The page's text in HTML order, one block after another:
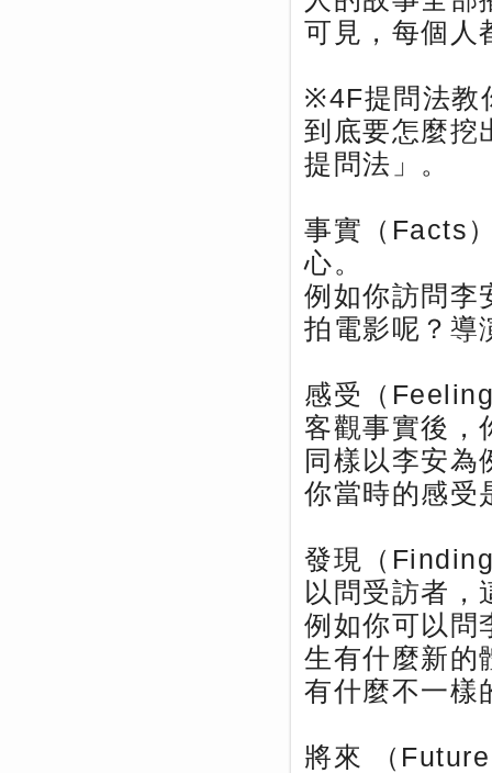
可見，每個人
※4F提問法教
到底要怎麼挖
提問法」。
事實（Facts
心。
例如你訪問李
拍電影呢？導
感受（
客觀事實後，
同樣以李安
你當時的感受
發現（
以問受訪者，
例如你可以問
生有什麼新的
有什麼不一樣
將來 （